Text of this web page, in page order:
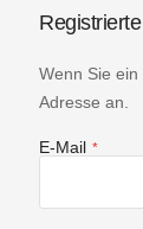
Wenn Sie
Adresse an.
E-Mail